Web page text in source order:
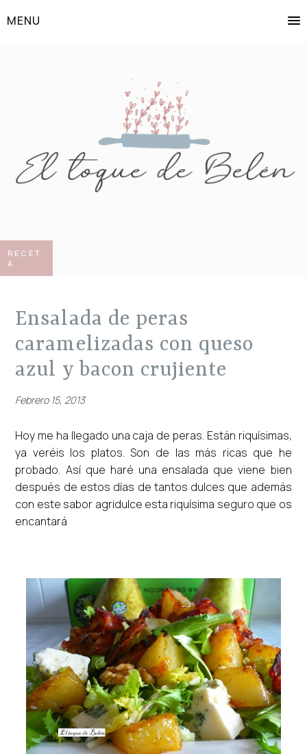
MENU
RECET
A
ensalada de peras
caramelizadas con queso
azul y bacon crujiente
Febrero 15, 2013
Hoy me ha llegado una caja de peras. Están riquísimas,
ya veréis los platos. Son de las más ricas que he
probado. Así que haré una ensalada que viene bien
después de estos días de tantos dulces que además
con este sabor agridulce esta riquísima seguro que os
encantará